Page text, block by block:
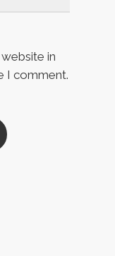
in
I comment.